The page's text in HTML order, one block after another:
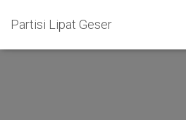
Partisi Lipat Geser